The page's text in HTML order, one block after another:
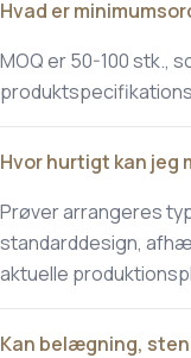
Hvad er
MOQ er 50-100 stk.,
Hvor hurtigt kan jeg
Prøver arrangeres
standarddesign,
aktuelle
Kan belægning,